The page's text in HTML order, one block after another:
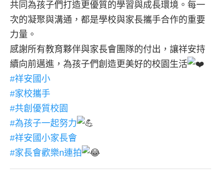
共同為孩子們打造更優質的學習與成長環境。每一
次的凝聚與溝通，都是學校與家長攜手合作的重要
力量。
感謝所有教育夥伴與家長會團隊的付出，讓祥安持
續向前邁進，為孩子們創造更美好的校園生活
#祥安國小
#家校攜手
#共創優質校園
#為孩子一起努力
#祥安國小家長會
#家長會歡樂n連拍